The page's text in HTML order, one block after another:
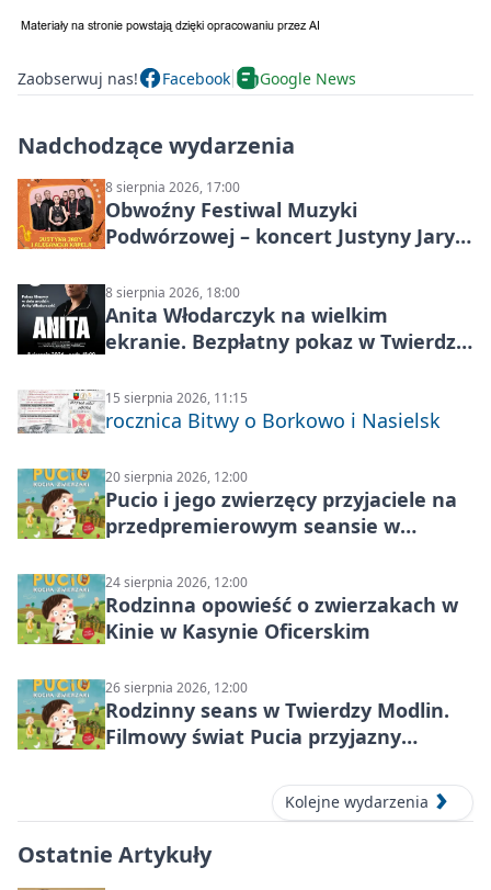
Zaobserwuj nas! Facebook Google News
Nadchodzące wydarzenia
8 sierpnia 2026, 17:00
Obwoźny Festiwal Muzyki
Podwórzowej – koncert Justyny Jary i
8 sierpnia 2026, 18:00
Anita Włodarczyk na wielkim
ekranie. Bezpłatny pokaz w Twierdzy
15 sierpnia 2026, 11:15
rocznica Bitwy o Borkowo i Nasielsk
20 sierpnia 2026, 12:00
Pucio i jego zwierzęcy przyjaciele na
przedpremierowym seansie w
24 sierpnia 2026, 12:00
Rodzinna opowieść o zwierzakach w
Kinie w Kasynie Oficerskim
26 sierpnia 2026, 12:00
Rodzinny seans w Twierdzy Modlin.
Filmowy świat Pucia przyjazny
Kolejne wydarzenia
Ostatnie Artykuły